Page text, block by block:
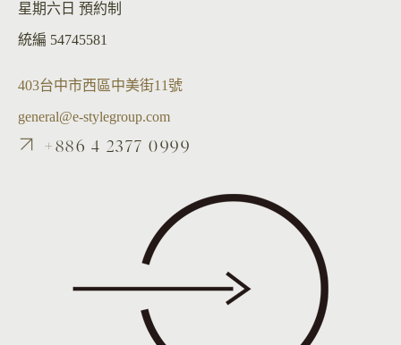
星期六日 預約制
統編 54745581
403台中市西區中美街11號
general@e-stylegroup.com
+886 4 2377 0999